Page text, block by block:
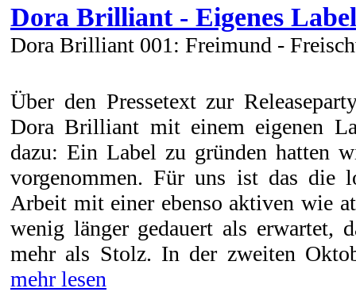
Dora Brilliant - Eigenes
Dora Brilliant 001: Freimund -
Über den Pressetext zur
Dora Brilliant mit einem eigenen
dazu: Ein Label zu gründen hatten
vorgenommen. Für uns ist das die
Arbeit mit einer ebenso aktiven wie
wenig länger gedauert als erwartet,
mehr als Stolz. In der zweiten
mehr lesen